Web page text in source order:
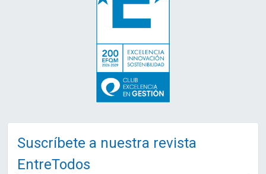
Suscríbete a nuestra revista
EntreTodos